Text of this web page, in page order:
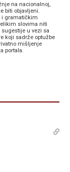
na nacionalnoj,
biti objavljeni.
i gramatičkim
slovima niti
u vezi sa
koji sadrže optužbe
mišljenje
portala.